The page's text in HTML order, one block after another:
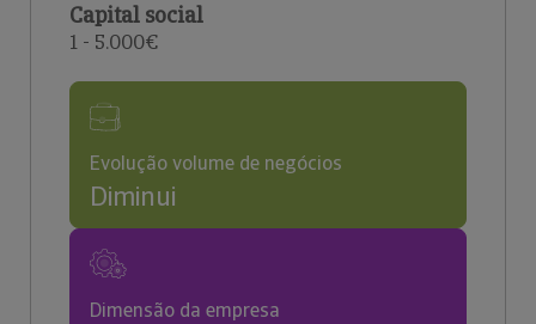
Capital social
1 - 5.000€
Evolução volume de negócios
Diminui
Dimensão da empresa